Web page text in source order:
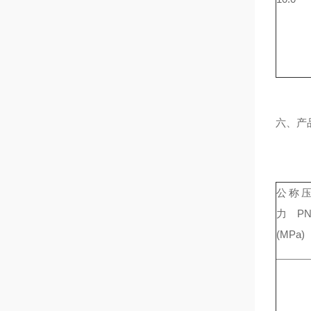
六、产
公称压
力PN
(MPa)